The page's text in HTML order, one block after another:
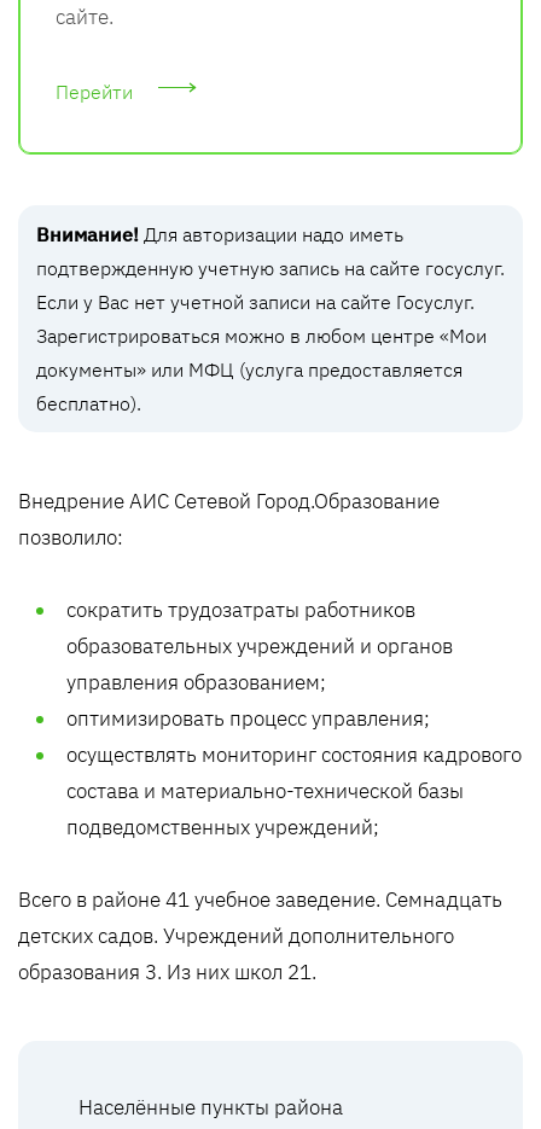
сайте.
Перейти
Внимание! Для авторизации надо иметь
подтвержденную учетную запись на сайте госуслуг.
Если у Вас нет учетной записи на сайте Госуслуг.
Зарегистрироваться можно в любом центре «Мои
документы» или МФЦ (услуга предоставляется
бесплатно).
Внедрение АИС Сетевой Город.Образование
позволило:
сократить трудозатраты работников
образовательных учреждений и органов
управления образованием;
оптимизировать процесс управления;
осуществлять мониторинг состояния кадрового
состава и материально-технической базы
подведомственных учреждений;
Всего в районе 41 учебное заведение. Семнадцать
детских садов. Учреждений дополнительного
образования 3. Из них школ 21.
Населённые пункты района